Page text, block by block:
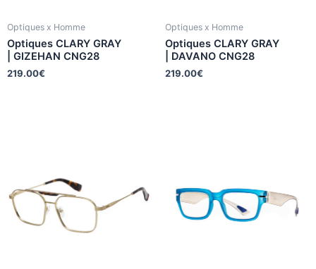
Optiques x Homme
Optiques CLARY GRAY
| GIZEHAN CNG28
219.00€
Optiques x Homme
Optiques CLARY GRAY
| DAVANO CNG28
219.00€